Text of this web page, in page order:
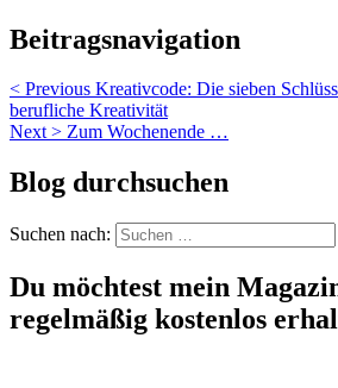
Beitragsnavigation
< Previous Kreativcode: Die sieben
berufliche Kreativität
Next > Zum Wochenende …
Blog durchsuchen
Suchen nach:
Du möchtest mein
regelmäßig kostenlos